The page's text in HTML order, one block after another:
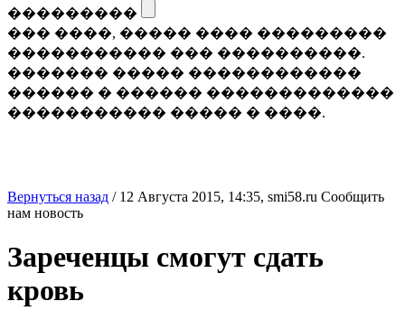
���������
��� ����, ����� ���� ���������
����������� ��� ����������.
������� ����� ������������
������ � ������ �������������
����������� ����� � ����.
Вернуться назад / 12 Августа 2015, 14:35, smi58.ru Сообщить
нам новость
Зареченцы смогут сдать
кровь